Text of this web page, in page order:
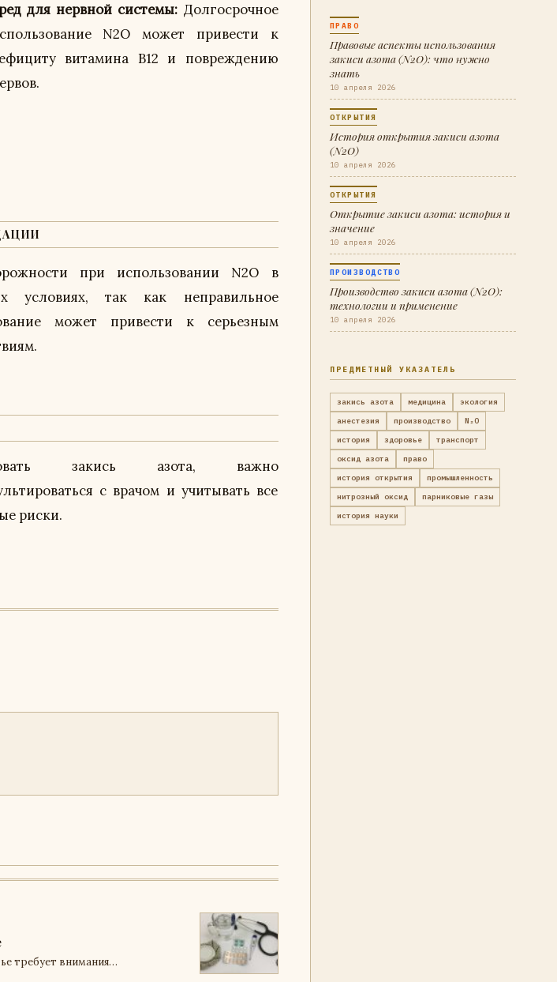
для нервной системы: Долгосрочное
N2O может привести к
витамина B12 и повреждению
риски.
требует внимания…
ПРАВО
Правовые аспекты использования
закиси азота (N2O): что нужно
знать
10 апреля 2026
ОТКРЫТИЯ
История открытия закиси азота
(N2O)
10 апреля 2026
ОТКРЫТИЯ
Открытие закиси азота: история и
значение
10 апреля 2026
ПРОИЗВОДСТВО
Производство закиси азота (N2O):
технологии и применение
10 апреля 2026
ПРЕДМЕТНЫЙ УКАЗАТЕЛЬ
закись азота медицина
экология
анестезия
производство
N₂O
история
здоровье
транспорт
оксид азота
право
история открытия
промышленность
нитрозный оксид
парниковые газы
история науки